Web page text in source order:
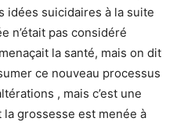
idées suicidaires à la suite
n’était pas considéré
la santé, mais on dit
ce nouveau processus
, mais c’est une
grossesse est menée à